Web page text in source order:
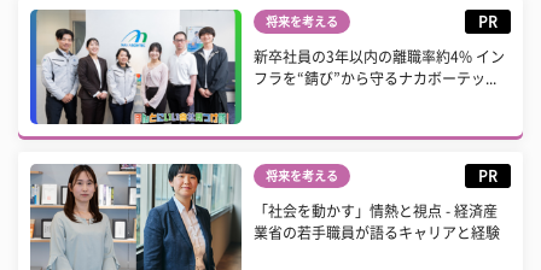
将来を考える PR
新卒社員の3年以内の離職率約4% イン
フラを“錆び”から守るナカボーテッ...
将来を考える PR
「社会を動かす」情熱と視点 - 経済産
業省の若手職員が語るキャリアと経験